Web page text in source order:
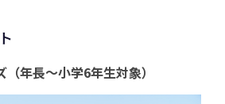
年長～小学6年生対象）